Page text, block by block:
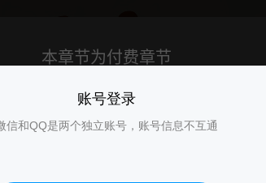
账号登录
信和QQ是两个独立账号，账号信息不互通